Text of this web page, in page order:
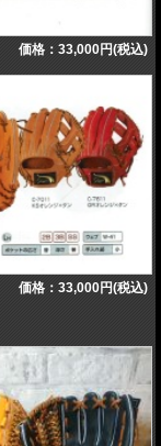
価格：33,000円(税込)
価格：33,000円(税込)